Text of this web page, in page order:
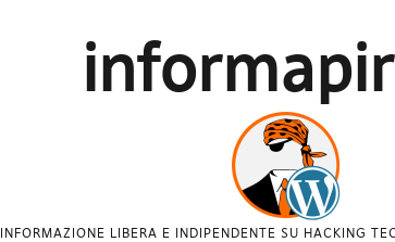
INFORMAZIONE LIBERA E INDIPENDENTE SU HACKING